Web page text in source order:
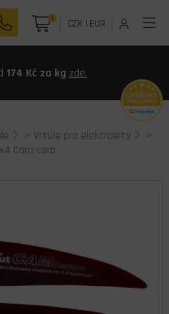
0 CZK| EUR
174 Kč za kg zde.
> Vrtule pro elektrolety
>
Cam-carb